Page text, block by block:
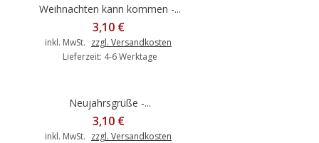
Weihnachten kann kommen -...
3,10 €
inkl. MwSt. zzgl. Versandkosten
Lieferzeit: 4-6 Werktage
Neujahrsgrüße -...
3,10 €
inkl. MwSt. zzgl. Versandkosten